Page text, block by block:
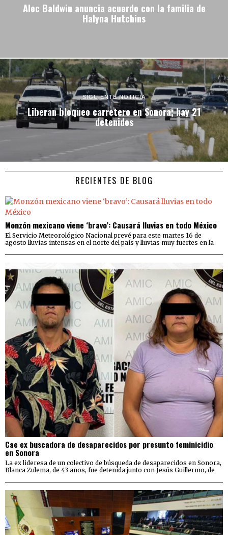
Alec Baldwin anuncia acuerdo con la familia de
Halyna Hutchins
SIGUIENTE NOTICIA
Liberan bloqueo carretero en Sonora; hay 21
detenidos
RECIENTES DE BLOG
Monzón mexicano viene ‘bravo’: Causará lluvias en todo México
El Servicio Meteorológico Nacional prevé para este martes 16 de
agosto lluvias intensas en el norte del país y lluvias muy fuertes en la
Cae ex buscadora de desaparecidos por presunto feminicidio
en Sonora
La ex lideresa de un colectivo de búsqueda de desaparecidos en Sonora,
Blanca Zulema, de 43 años, fue detenida junto con Jesús Guillermo, de